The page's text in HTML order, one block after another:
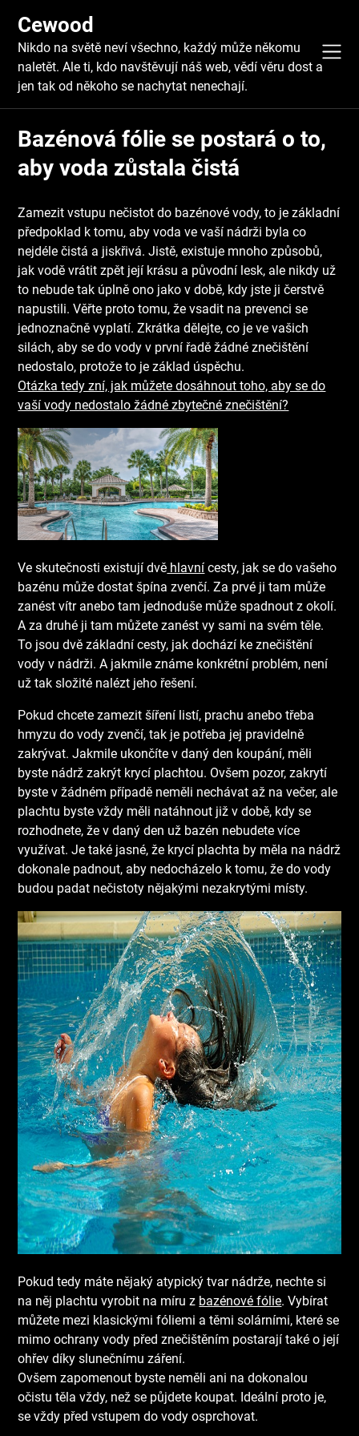
content
Cewood
Nikdo na světě neví všechno, každý může někomu
naletět. Ale ti, kdo navštěvují náš web, vědí věru dost a
jen tak od někoho se nachytat nenechají.
Bazénová fólie se postará o to,
aby voda zůstala čistá
Zamezit vstupu nečistot do bazénové vody, to je základní
předpoklad k tomu, aby voda ve vaší nádrži byla co
nejdéle čistá a jiskřivá. Jistě, existuje mnoho způsobů,
jak vodě vrátit zpět její krásu a původní lesk, ale nikdy už
to nebude tak úplně ono jako v době, kdy jste ji čerstvě
napustili. Věřte proto tomu, že vsadit na prevenci se
jednoznačně vyplatí. Zkrátka dělejte, co je ve vašich
silách, aby se do vody v první řadě žádné znečištění
nedostalo, protože to je základ úspěchu.
Otázka tedy zní, jak můžete dosáhnout toho, aby se do
vaší vody nedostalo žádné zbytečné znečištění?
Ve skutečnosti existují dvě hlavní cesty, jak se do vašeho
bazénu může dostat špína zvenčí. Za prvé ji tam může
zanést vítr anebo tam jednoduše může spadnout z okolí.
A za druhé ji tam můžete zanést vy sami na svém těle.
To jsou dvě základní cesty, jak dochází ke znečištění
vody v nádrži. A jakmile známe konkrétní problém, není
už tak složité nalézt jeho řešení.
Pokud chcete zamezit šíření listí, prachu anebo třeba
hmyzu do vody zvenčí, tak je potřeba jej pravidelně
zakrývat. Jakmile ukončíte v daný den koupání, měli
byste nádrž zakrýt krycí plachtou. Ovšem pozor, zakrytí
byste v žádném případě neměli nechávat až na večer, ale
plachtu byste vždy měli natáhnout již v době, kdy se
rozhodnete, že v daný den už bazén nebudete více
využívat. Je také jasné, že krycí plachta by měla na nádrž
dokonale padnout, aby nedocházelo k tomu, že do vody
budou padat nečistoty nějakými nezakrytými místy.
Pokud tedy máte nějaký atypický tvar nádrže, nechte si
na něj plachtu vyrobit na míru z bazénové fólie. Vybírat
můžete mezi klasickými fóliemi a těmi solárními, které se
mimo ochrany vody před znečištěním postarají také o její
ohřev díky slunečnímu záření.
Ovšem zapomenout byste neměli ani na dokonalou
očistu těla vždy, než se půjdete koupat. Ideální proto je,
se vždy před vstupem do vody osprchovat.